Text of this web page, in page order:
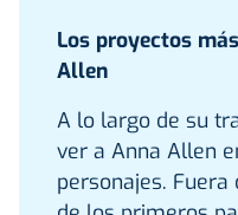
Los proyectos
Allen
A lo largo de su
ver a Anna Allen
personajes.